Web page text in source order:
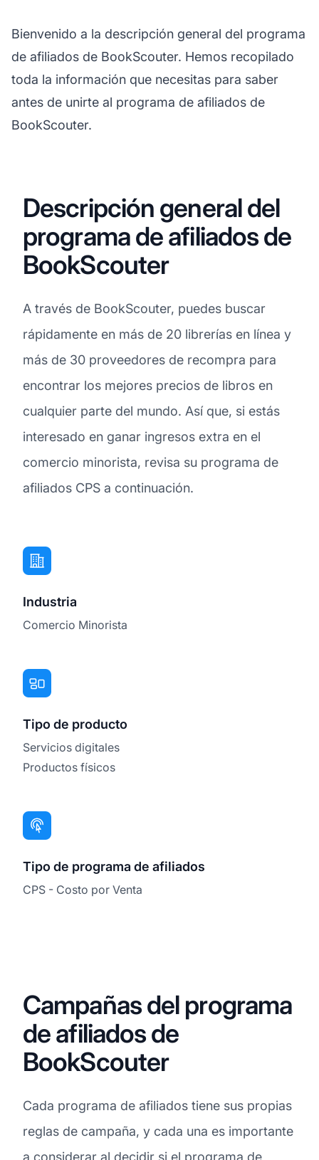
Bienvenido a la descripción general del programa
de afiliados de BookScouter. Hemos recopilado
toda la información que necesitas para saber
antes de unirte al programa de afiliados de
BookScouter.
Descripción general del
programa de afiliados de
BookScouter
A través de BookScouter, puedes buscar
rápidamente en más de 20 librerías en línea y
más de 30 proveedores de recompra para
encontrar los mejores precios de libros en
cualquier parte del mundo. Así que, si estás
interesado en ganar ingresos extra en el
comercio minorista, revisa su programa de
afiliados CPS a continuación.
Industria
Comercio Minorista
Tipo de producto
Servicios digitales
Productos físicos
Tipo de programa de afiliados
CPS - Costo por Venta
Campañas del programa
de afiliados de
BookScouter
Cada programa de afiliados tiene sus propias
reglas de campaña, y cada una es importante
a considerar al decidir si el programa de